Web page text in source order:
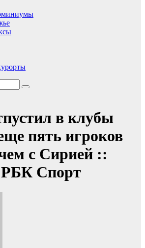
в клубы
пять игроков
с Сирией ::
Спорт